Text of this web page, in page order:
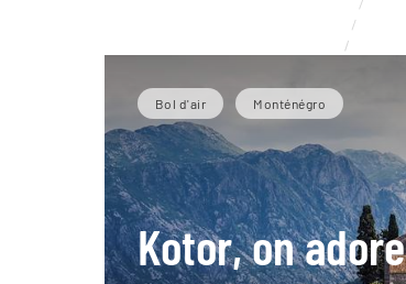
Bol d'air Monténégro
Kotor, on adore